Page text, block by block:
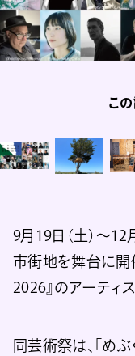
この
9月19日（土）～
市街地を舞台に開
2026』のアーティ
同芸術祭は、「め